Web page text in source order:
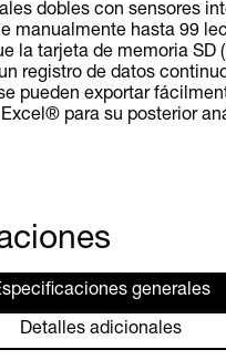
dobles con sensores
manualmente hasta 99
la tarjeta de memoria SD
registro de datos
pueden exportar
para su posterior
generales
Detalles adicionales